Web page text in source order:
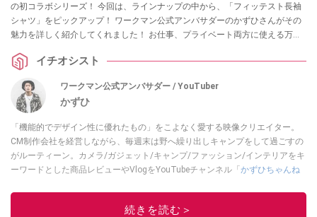
の初コラボシリーズ！ 今回は、ラインナップの中から、「フィッテスト長袖
シャツ」をピックアップ！ ワークマン公式アンバサダーのかずひさんがその
魅力を詳しく紹介してくれました！ お仕事、プライベート両方に使える万能
イチオシスト
ワークマン公式アンバサダー / YouTuber
かずひ
「機能的でデザイン性に優れたもの」をこよなく愛する映像クリエイター。
CM制作会社を経営しながら、毎週末は野へ繰り出しキャンプをして過ごすの
がルーティーン。カメラ/ガジェット/キャンプ/ファッション/インテリアをキ
ーワードとした商品レビューやVlogをYouTubeチャンネル「かずひちゃんね
ん である。
続きを読む＞